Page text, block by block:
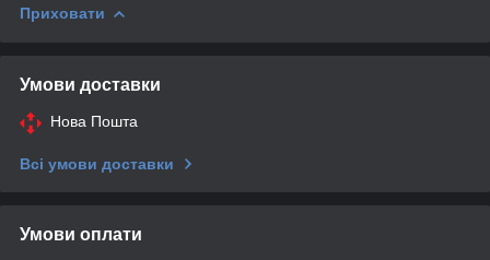
Приховати
Умови доставки
Нова Пошта
Всі умови доставки
Умови оплати